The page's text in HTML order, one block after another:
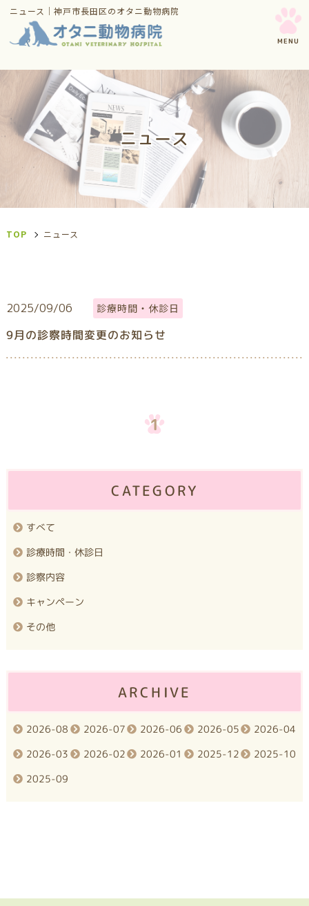
ニュース｜神戸市長田区のオタニ動物病院
ニュース
TOP ニュース
2025/09/06 診療時間・休診日
9月の診察時間変更のお知らせ
1
CATEGORY
すべて
診療時間・休診日
診察内容
キャンペーン
その他
ARCHIVE
2026-08 2026-07 2026-06 2026-05 2026-04
2026-03 2026-02 2026-01 2025-12 2025-10
2025-09